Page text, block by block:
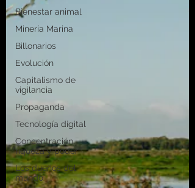
Bienestar animal
Minería Marina
Billonarios
Evolución
Capitalismo de
vigilancia
Propaganda
Tecnología digital
Concentración
riqueza y poder
Los dueños del
mundo